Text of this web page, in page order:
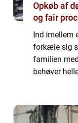
Opkøb af dødsbo sådan
og fair
Ind imellem
forkæle sig
familien
behøver